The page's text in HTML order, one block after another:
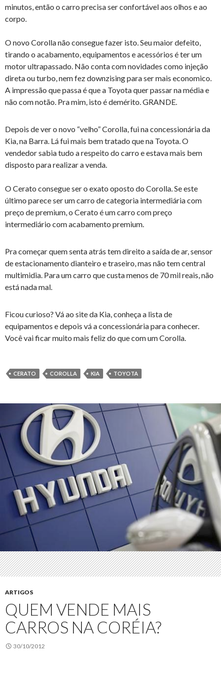
minutos, então o carro precisa ser confortável aos olhos e ao
corpo.
O novo Corolla não consegue fazer isto. Seu maior defeito,
tirando o acabamento, equipamentos e acessórios é ter um
motor ultrapassado. Não conta com novidades como injeção
direta ou turbo, nem fez downzising para ser mais economico.
A impressão que passa é que a Toyota quer passar na média e
não com notão. Pra mim, isto é demérito. GRANDE.
Depois de ver o novo “velho” Corolla, fui na concessionária da
Kia, na Barra. Lá fui mais bem tratado que na Toyota. O
vendedor sabia tudo a respeito do carro e estava mais bem
disposto para realizar a venda.
O Cerato consegue ser o exato oposto do Corolla. Se este
último parece ser um carro de categoria intermediária com
preço de premium, o Cerato é um carro com preço
intermediário com acabamento premium.
Pra começar quem senta atrás tem direito a saída de ar, sensor
de estacionamento dianteiro e traseiro, mas não tem central
multimidia. Para um carro que custa menos de 70 mil reais, não
está nada mal.
Ficou curioso? Vá ao site da Kia, conheça a lista de
equipamentos e depois vá a concessionária para conhecer.
Você vai ficar muito mais feliz do que com um Corolla.
CERATO COROLLA KIA TOYOTA
ARTIGOS
QUEM VENDE MAIS
CARROS NA CORÉIA?
30/10/2012